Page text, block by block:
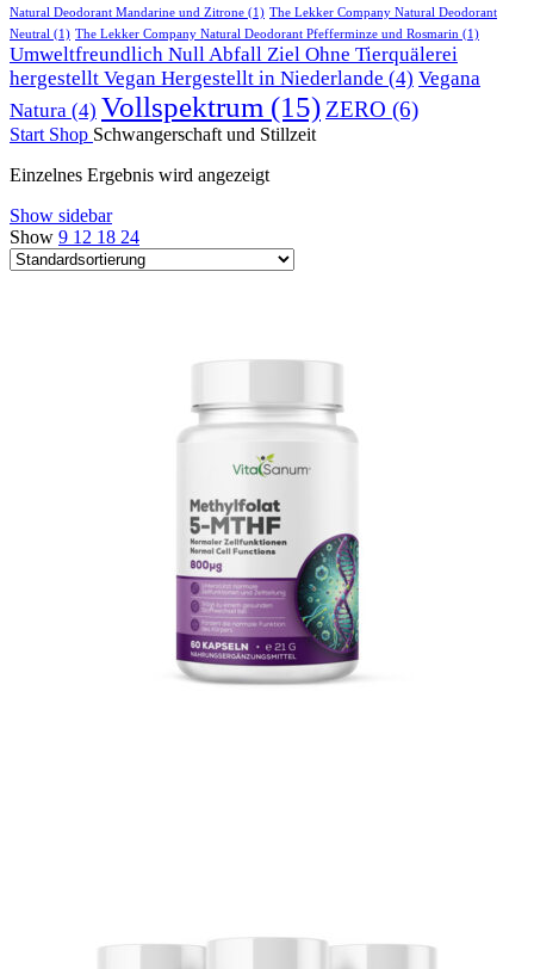
Natural Deodorant Mandarine und Zitrone (1) The Lekker Company Natural Deodorant
Neutral (1) The Lekker Company Natural Deodorant Pfefferminze und Rosmarin (1)
Umweltfreundlich Null Abfall Ziel Ohne Tierquälerei
hergestellt Vegan Hergestellt in Niederlande (4) Vegana
Natura (4) Vollspektrum (15) ZERO (6)
Start Shop Schwangerschaft und Stillzeit
Einzelnes Ergebnis wird angezeigt
Show sidebar
Show 9 12 18 24